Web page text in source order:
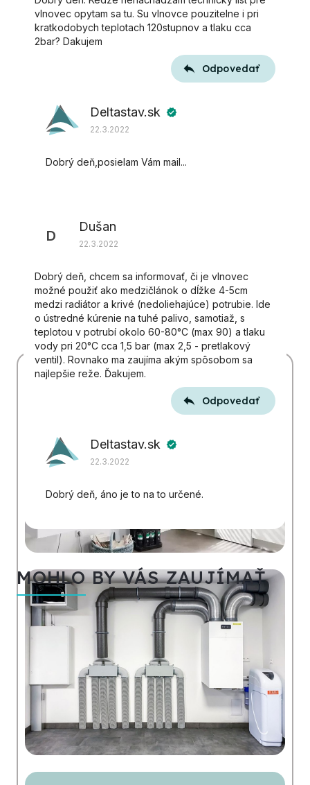
vlnovec opytam sa tu. Su vlnovce pouzitelne i pri
kratkodobych teplotach 120stupnov a tlaku cca
2bar? Dakujem
Odpovedať
Deltastav.sk verified
22.3.2022
Dobrý deň,posielam Vám mail...
D
Dušan
22.3.2022
Dobrý deň, chcem sa informovať, či je vlnovec
možné použiť ako medzičlánok o dĺžke 4-5cm
medzi radiátor a krivé (nedoliehajúce) potrubie. Ide
o ústredné kúrenie na tuhé palivo, samotiaž, s
teplotou v potrubí okolo 60-80°C (max 90) a tlaku
vody pri 20°C cca 1,5 bar (max 2,5 - pretlakový
ventil). Rovnako ma zaujíma akým spôsobom sa
najlepšie reže. Ďakujem.
Odpovedať
Deltastav.sk verified
22.3.2022
Dobrý deň, áno je to na to určené.
MOHLO BY VÁS ZAUJÍMAŤ